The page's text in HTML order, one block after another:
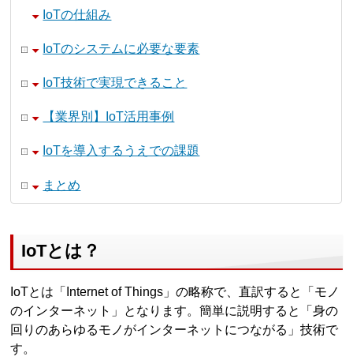
IoTの仕組み
IoTのシステムに必要な要素
IoT技術で実現できること
【業界別】IoT活用事例
IoTを導入するうえでの課題
まとめ
IoTとは？
IoTとは「Internet of Things」の略称で、直訳すると「モノ
のインターネット」となります。簡単に説明すると「身の
回りのあらゆるモノがインターネットにつながる」技術で
す。